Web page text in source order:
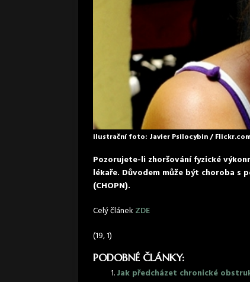
ilustrační foto: Javier Psilocybin /
Pozorujete-li zhoršování fyzické
lékaře. Důvodem může být choroba s
(CHOPN).
Celý článek ZDE
(19, 1)
PODOBNÉ ČLÁNKY:
Jak předcházet chronické